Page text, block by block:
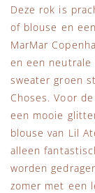
Deze rok is
of blouse en
MarMar
en een neutrale
sweater groen
Choses. Voor
een mooie
blouse van Lil
alleen
worden
zomer met een